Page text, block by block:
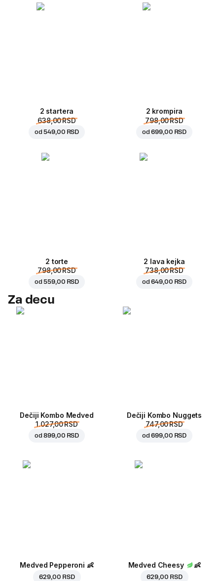
2 startera
638,00 RSD
od549,00 RSD
2 krompira
798,00 RSD
od699,00 RSD
2 torte
798,00 RSD
od559,00 RSD
2 lava kejka
738,00 RSD
od649,00 RSD
Za decu
Dečiji Kombo Medved
1.027,00 RSD
od899,00 RSD
Dečiji Kombo Nuggets
747,00 RSD
od699,00 RSD
Medved Pepperoni 👶
629,00 RSD
Medved Cheesy 👶
629,00 RSD